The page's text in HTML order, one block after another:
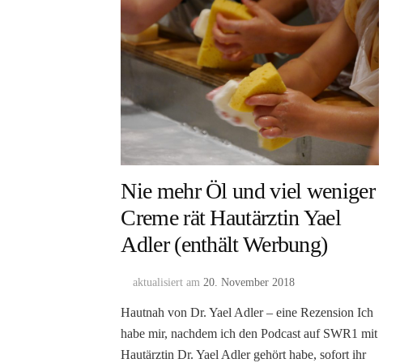
Nie mehr Öl und viel weniger
Creme rät Hautärztin Yael
Adler (enthält Werbung)
aktualisiert am 20. November 2018
Hautnah von Dr. Yael Adler – eine Rezension Ich
habe mir, nachdem ich den Podcast auf SWR1 mit
Hautärztin Dr. Yael Adler gehört habe, sofort ihr